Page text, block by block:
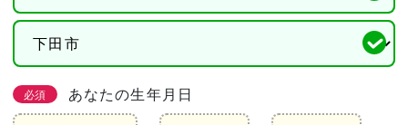
必須 あなたの生年月日